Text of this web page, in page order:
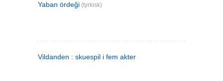
Yaban ördeği (tyrkisk)
Vildanden : skuespil i fem akter